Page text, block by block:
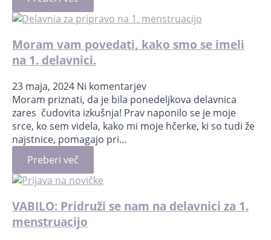
Moram vam povedati, kako smo se imeli
na 1. delavnici.
23 maja, 2024 Ni komentarjev
Moram priznati, da je bila ponedeljkova delavnica
zares čudovita izkušnja! Prav naponilo se je moje
srce, ko sem videla, kako mi moje hčerke, ki so tudi že
najstnice, pomagajo pri…
Preberi več
VABILO: Pridruži se nam na delavnici za 1.
menstruacijo